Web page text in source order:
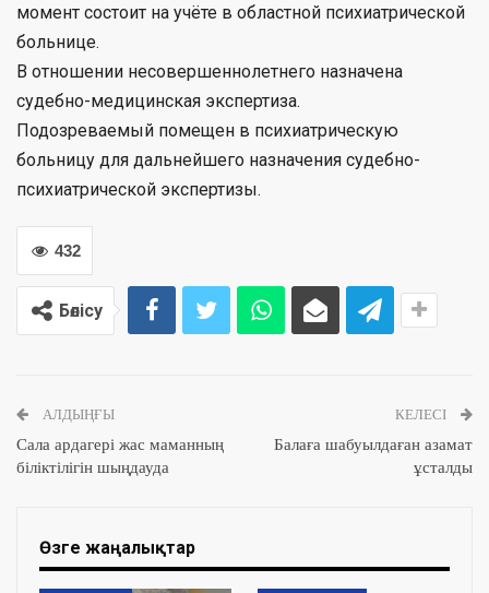
момент состоит на учёте в областной психиатрической
больнице.
В отношении несовершеннолетнего назначена
судебно-медицинская экспертиза.
Подозреваемый помещен в психиатрическую
больницу для дальнейшего назначения судебно-
психиатрической экспертизы.
432
Бөлісу
АЛДЫҢҒЫ
Сала ардагері жас маманның
біліктілігін шыңдауда
КЕЛЕСІ
Балаға шабуылдаған азамат
ұсталды
Өзге жаңалықтар